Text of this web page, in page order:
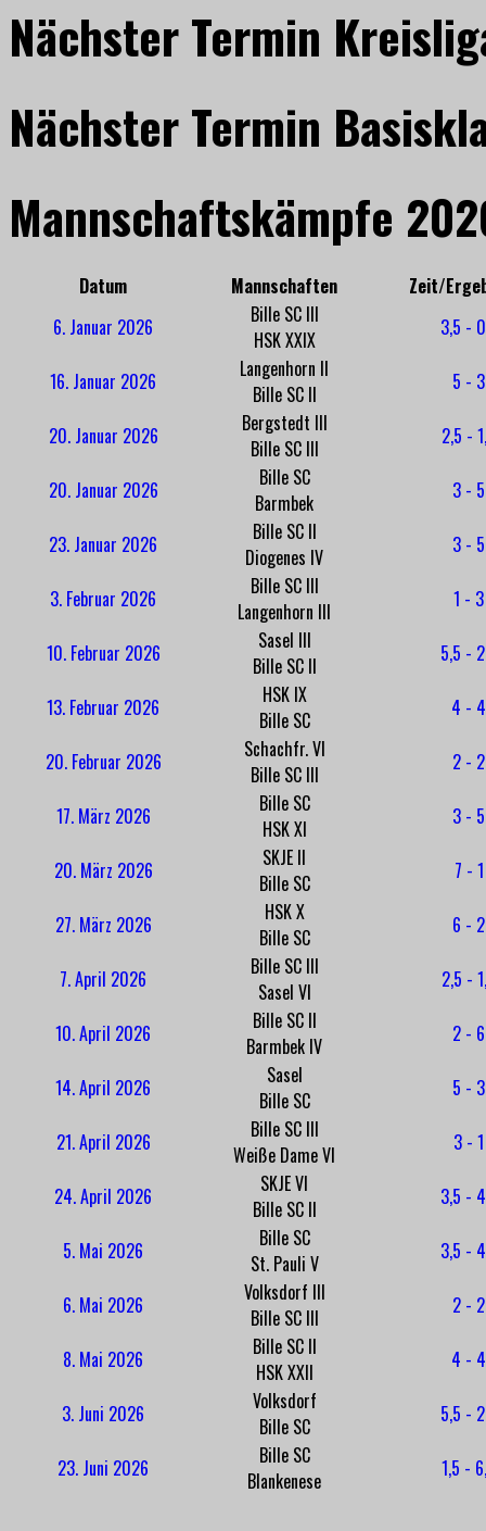
Nächster Termin
Nächster Termin
Mannschaftskämpfe
Datum Mannschaften
Zeit/
6. Januar 2026
Bille SC III
HSK XXIX
3,5 -
16. Januar 2026
Langenhorn II
Bille SC II
5 - 3
20. Januar 2026
Bergstedt III
Bille SC III
2,5 -
20. Januar 2026
Bille SC
Barmbek
3 - 5
23. Januar 2026
Bille SC II
Diogenes IV
3 - 5
3. Februar 2026
Bille SC III
Langenhorn III
1 - 3
10. Februar 2026
Sasel III
Bille SC II
5,5 -
13. Februar 2026
HSK IX
Bille SC
4 - 4
20. Februar 2026
Schachfr. VI
Bille SC III
2 - 2
17. März 2026
Bille SC
HSK XI
3 - 5
20. März 2026
SKJE II
Bille SC
7 - 1
27. März 2026
HSK X
Bille SC
6 - 2
7. April 2026
Bille SC III
Sasel VI
2,5 -
10. April 2026
Bille SC II
Barmbek IV
2 - 6
14. April 2026
Sasel
Bille SC
5 - 3
21. April 2026
Bille SC III
Weiße Dame VI
3 - 1
24. April 2026
SKJE VI
Bille SC II
3,5 -
5. Mai 2026
Bille SC
St. Pauli V
3,5 -
6. Mai 2026
Volksdorf III
Bille SC III
2 - 2
8. Mai 2026
Bille SC II
HSK XXII
4 - 4
3. Juni 2026
Volksdorf
Bille SC
5,5 -
23. Juni 2026
Bille SC
Blankenese
1,5 -